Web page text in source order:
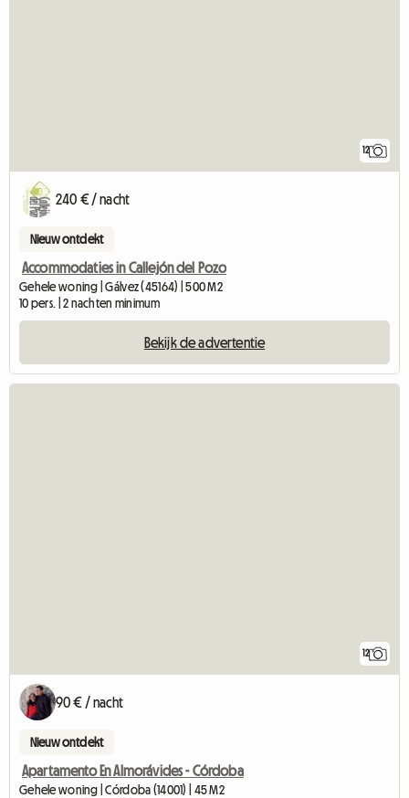
12
240 € / nacht
Nieuw ontdekt
Accommodaties in Callejón del Pozo
Gehele woning | Gálvez (45164) | 500 M2
10 pers. | 2 nachten minimum
Bekijk de advertentie
12
90 € / nacht
Nieuw ontdekt
Apartamento En Almorávides - Córdoba
Gehele woning | Córdoba (14001) | 45 M2